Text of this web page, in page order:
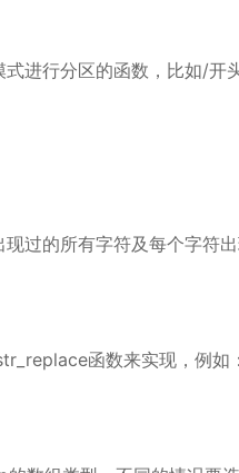
进行分区的函数，比如/开
过的所有字符及每个字符出
函数来实现，例如：